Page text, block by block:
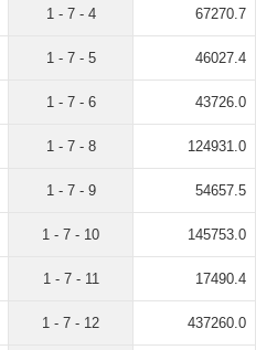
1 - 7 - 4 67270.7
1 - 7 - 5 46027.4
1 - 7 - 6 43726.0
1 - 7 - 8 124931.0
1 - 7 - 9 54657.5
1 - 7 - 10 145753.0
1 - 7 - 11 17490.4
1 - 7 - 12 437260.0